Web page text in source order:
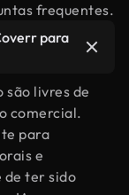
frequentes.
para
são livres de
comercial.
para
e
ter sido